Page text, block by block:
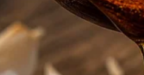
dobiti ideju za sopstveni
hrabrost da napravi prvi
Stabilnost i